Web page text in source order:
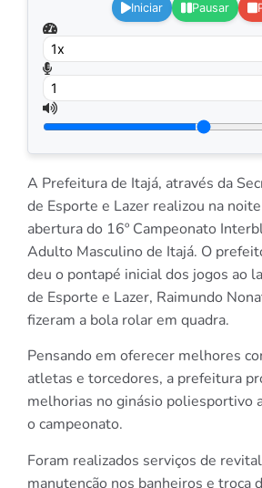
Iniciar Pausar
A Prefeitura de Itajá, através da
de Esporte e Lazer realizou na
abertura do 16º Campeonato
Adulto Masculino de Itajá. O
deu o pontapé inicial dos jogos ao
de Esporte e Lazer, Raimundo
fizeram a bola rolar em quadra.
Pensando em oferecer melhores
atletas e torcedores, a prefeitura
melhorias no ginásio poliesportivo
o campeonato.
Foram realizados serviços de
manutenção nos banheiros e troca